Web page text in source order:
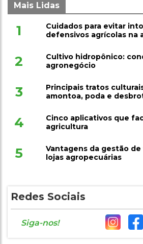
Mais Lidas
Cuidados para evitar
Cultivo hidropônico:
Principais tratos
Cinco aplicativos que
Vantagens da gestão de
Redes Sociais